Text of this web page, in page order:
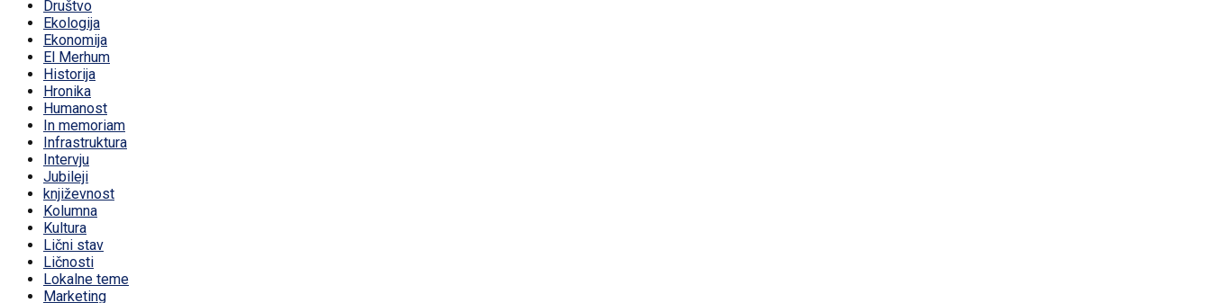
Društvo
Ekologija
Ekonomija
El Merhum
Historija
Hronika
Humanost
In memoriam
Infrastruktura
Intervju
Jubileji
književnost
Kolumna
Kultura
Lični stav
Ličnosti
Lokalne teme
Marketing